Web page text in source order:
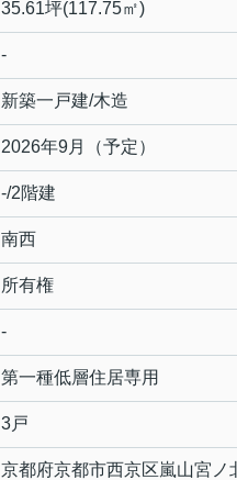
35.61坪(117.75㎡)
-
新築一戸建/木造
2026年9月（予定）
-/2階建
南西
所有権
-
第一種低層住居専用
3戸
京都府京都市西京区嵐山宮ノ